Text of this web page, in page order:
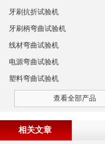
牙刷抗折试验机
牙刷柄弯曲试验机
线材弯曲试验机
电源弯曲试验机
塑料弯曲试验机
查看全部产品
相关文章